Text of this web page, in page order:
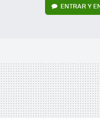
ENTRAR Y